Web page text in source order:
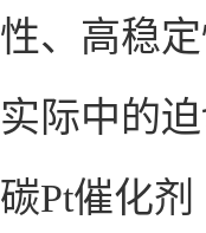
性、高稳
实际中的
碳Pt催化